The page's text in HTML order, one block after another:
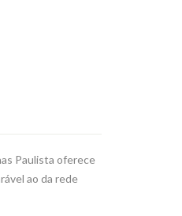
Paulista oferece
ao da rede